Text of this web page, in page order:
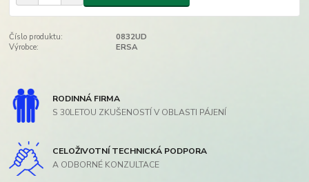
Číslo produktu:
0832UD
Výrobce:
ERSA
RODINNÁ FIRMA
S 30LETOU ZKUŠENOSTÍ V OBLASTI PÁJENÍ
CELOŽIVOTNÍ TECHNICKÁ PODPORA
A ODBORNÉ KONZULTACE